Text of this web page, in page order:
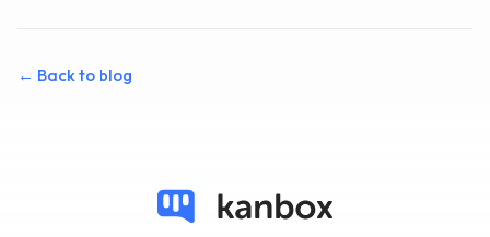
← Back to blog